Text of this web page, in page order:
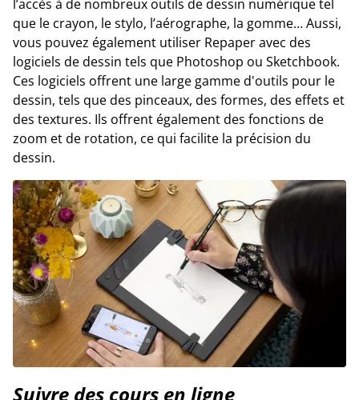
l’accès à de nombreux outils de dessin numérique tel
que le crayon, le stylo, l’aérographe, la gomme… Aussi,
vous pouvez également utiliser Repaper avec des
logiciels de dessin tels que Photoshop ou Sketchbook.
Ces logiciels offrent une large gamme d'outils pour le
dessin, tels que des pinceaux, des formes, des effets et
des textures. Ils offrent également des fonctions de
zoom et de rotation, ce qui facilite la précision du
dessin.
Suivre des cours en ligne